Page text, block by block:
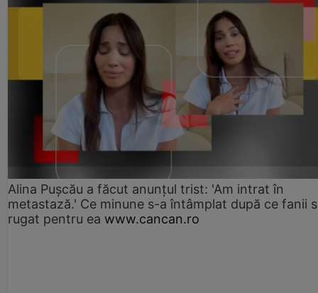
Alina Pușcău a făcut anunțul trist: 'Am intrat în
metastază.' Ce minune s-a întâmplat după ce fanii
rugat pentru ea www.cancan.ro